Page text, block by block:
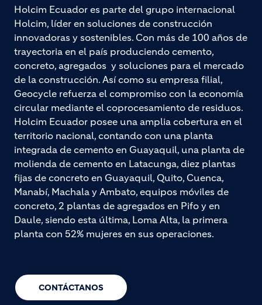
CONTÁCTANOS
Holcim Ecuador es parte del grupo internacional
Holcim, líder en soluciones de construcción
innovadoras y sostenibles. Con más de 100 años de
trayectoria en el país produciendo cemento,
concreto, agregados y soluciones para el mercado
de la construcción. Así como su empresa filial,
Geocycle refuerza el compromiso con la economía
circular mediante el coprocesamiento de residuos.
Holcim Ecuador posee una amplia cobertura en el
territorio nacional, contando con una planta
integrada de cemento en Guayaquil, una planta de
molienda de cemento en Latacunga, diez plantas
fijas de concreto en Guayaquil, Quito, Cuenca,
Manabí, Machala y Ambato, equipos móviles de
concreto, 2 plantas de agregados en Pifo y en
Daule, siendo esta última, Loma Alta, la primera
planta con 52% mujeres en sus operaciones.